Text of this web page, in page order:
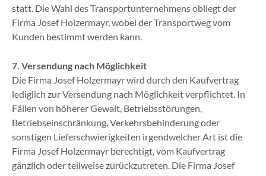
statt. Die Wahl des Transportunternehmens obliegt der
Firma Josef Holzermayr, wobei der Transportweg vom
Kunden bestimmt werden kann.
7. Versendung nach Möglichkeit
Die Firma Josef Holzermayr wird durch den Kaufvertrag
lediglich zur Versendung nach Möglichkeit verpflichtet. In
Fällen von höherer Gewalt, Betriebsstörungen,
Betriebseinschränkung, Verkehrsbehinderung oder
sonstigen Lieferschwierigkeiten irgendwelcher Art ist die
Firma Josef Holzermayr berechtigt, vom Kaufvertrag
gänzlich oder teilweise zurückzutreten. Die Firma Josef